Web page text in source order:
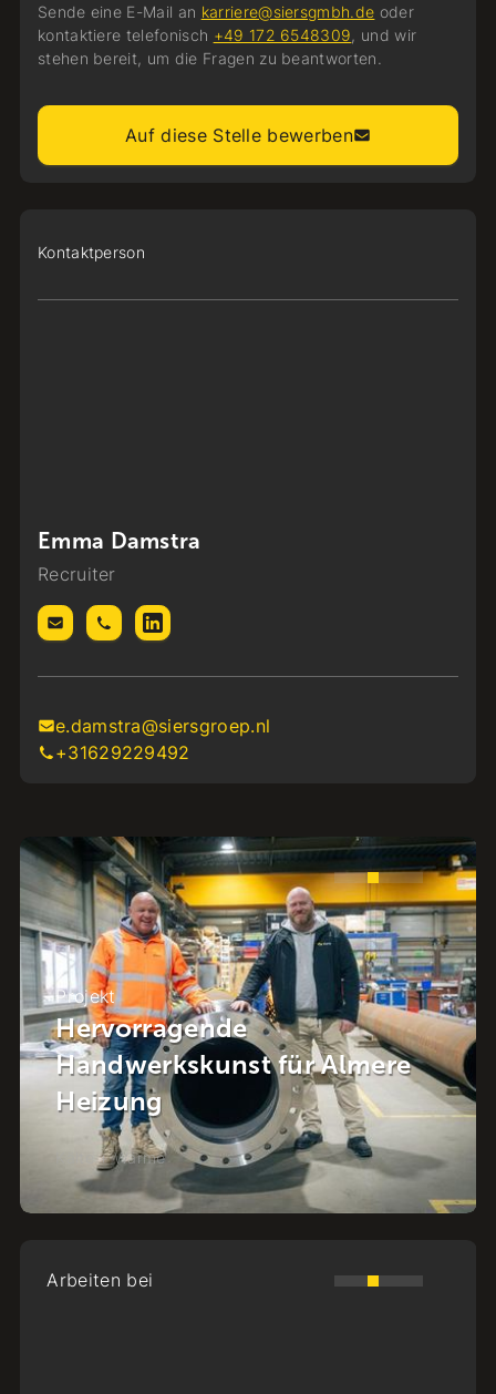
Sende eine E-Mail an karriere@siersgmbh.de oder
kontaktiere telefonisch +49 172 6548309, und wir
stehen bereit, um die Fragen zu beantworten.
Auf diese Stelle bewerben
Kontaktperson
Emma Damstra
Recruiter
e.damstra@siersgroep.nl
+31629229492
Projekt
Energie im Viertel: Die
Energiewende im Herzen von
Raalte
Kälte + Wärme - Raalte
Arbeiten bei